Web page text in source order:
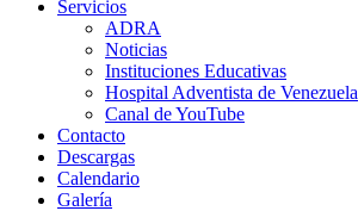
Servicios
ADRA
Noticias
Instituciones Educativas
Hospital Adventista de Venezuela
Canal de YouTube
Contacto
Descargas
Calendario
Galería